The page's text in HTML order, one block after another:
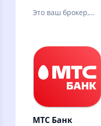
Это ваш брокер,
облигации, ЦФА,
фонды, валюту
МТС Банк